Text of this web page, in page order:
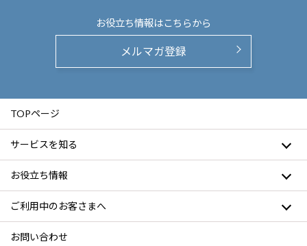
お役立ち情報はこちらから
メルマガ登録
TOPページ
サービスを知る
お役立ち情報
ご利用中のお客さまへ
お問い合わせ